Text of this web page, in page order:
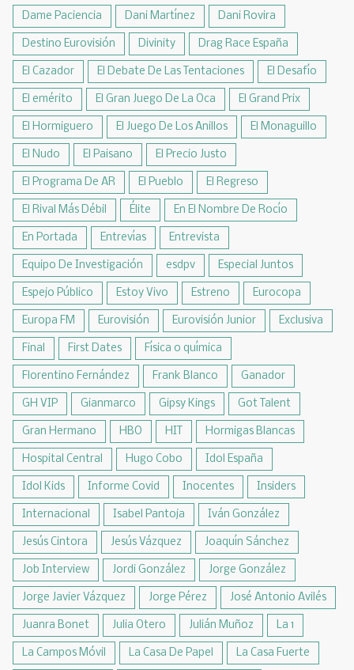
Dame Paciencia Dani Martínez Dani Rovira
Destino Eurovisión Divinity Drag Race España
El Cazador El Debate De Las Tentaciones El Desafío
El emérito El Gran Juego De La Oca El Grand Prix
El Hormiguero El Juego De Los Anillos El Monaguillo
El Nudo El Paisano El Precio Justo
El Programa De AR El Pueblo El Regreso
El Rival Más Débil Élite En El Nombre De Rocío
En Portada Entrevías Entrevista
Equipo De Investigación esdpv Especial Juntos
Espejo Público Estoy Vivo Estreno Eurocopa
Europa FM Eurovisión Eurovisión Junior Exclusiva
Final First Dates Física o química
Florentino Fernández Frank Blanco Ganador
GH VIP Gianmarco Gipsy Kings Got Talent
Gran Hermano HBO HIT Hormigas Blancas
Hospital Central Hugo Cobo Idol España
Idol Kids Informe Covid Inocentes Insiders
Internacional Isabel Pantoja Iván González
Jesús Cintora Jesús Vázquez Joaquín Sánchez
Job Interview Jordi González Jorge González
Jorge Javier Vázquez Jorge Pérez José Antonio Avilés
Juanra Bonet Julia Otero Julián Muñoz La 1
La Campos Móvil La Casa De Papel La Casa Fuerte